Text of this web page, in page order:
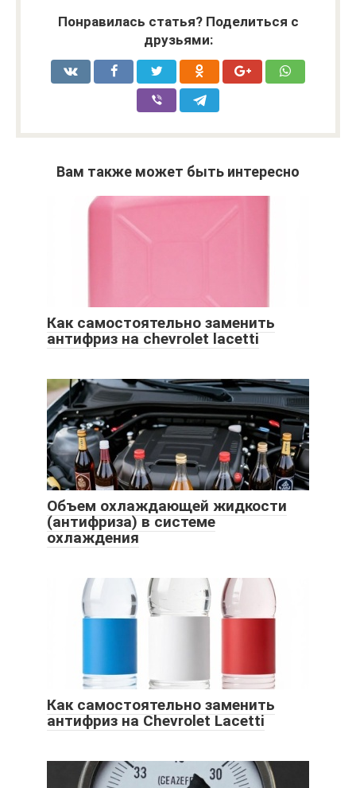
Понравилась статья? Поделиться с
друзьями:
Вам также может быть интересно
Как самостоятельно заменить
антифриз на chevrolet lacetti
Объем охлаждающей жидкости
(антифриза) в системе
охлаждения
Как самостоятельно заменить
антифриз на Chevrolet Lacetti